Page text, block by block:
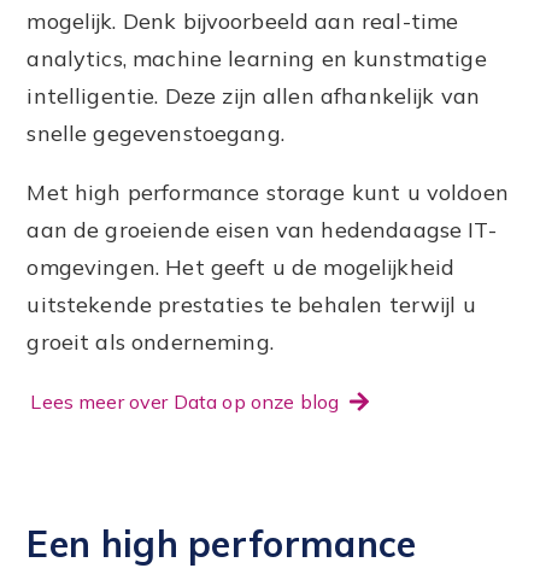
mogelijk. Denk bijvoorbeeld aan real-time
analytics, machine learning en kunstmatige
intelligentie. Deze zijn allen afhankelijk van
snelle gegevenstoegang.
Met high performance storage kunt u voldoen
aan de groeiende eisen van hedendaagse IT-
omgevingen. Het geeft u de mogelijkheid
uitstekende prestaties te behalen terwijl u
groeit als onderneming.
Lees meer over Data op onze blog
Een high performance